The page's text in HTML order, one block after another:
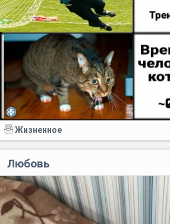
Жизненное
Любовь